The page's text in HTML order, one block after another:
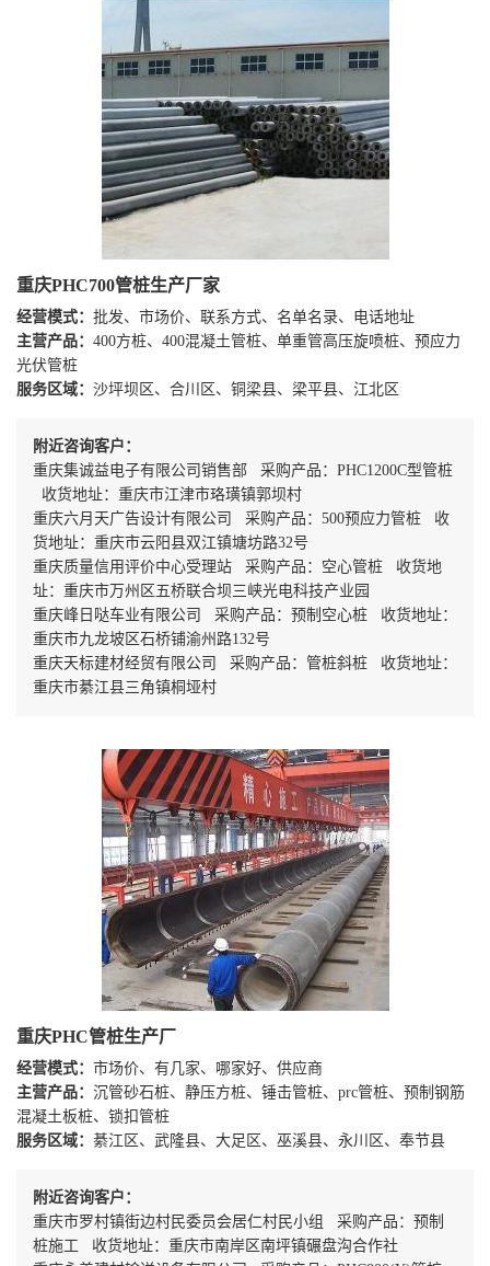
重庆PHC700管桩生产厂家
经营模式： 批发、市场价、联系方式、名单名录、电话地址
主营产品： 400方桩、400混凝土管桩、单重管高压旋喷桩、预应力
光伏管桩
服务区域： 沙坪坝区、合川区、铜梁县、梁平县、江北区
附近咨询客户：
重庆集诚益电子有限公司销售部 采购产品：PHC1200C型管桩
收货地址：重庆市江津市珞璜镇郭坝村
重庆六月天广告设计有限公司 采购产品：500预应力管桩 收
货地址：重庆市云阳县双江镇塘坊路32号
重庆质量信用评价中心受理站 采购产品：空心管桩 收货地
址：重庆市万州区五桥联合坝三峡光电科技产业园
重庆峰日哒车业有限公司 采购产品：预制空心桩 收货地址：
重庆市九龙坡区石桥铺渝州路132号
重庆天标建材经贸有限公司 采购产品：管桩斜桩 收货地址：
重庆市綦江县三角镇桐垭村
重庆PHC管桩生产厂
经营模式： 市场价、有几家、哪家好、供应商
主营产品： 沉管砂石桩、静压方桩、锤击管桩、prc管桩、预制钢筋
混凝土板桩、锁扣管桩
服务区域： 綦江区、武隆县、大足区、巫溪县、永川区、奉节县
附近咨询客户：
重庆市罗村镇街边村民委员会居仁村民小组 采购产品：预制
桩施工 收货地址：重庆市南岸区南坪镇碾盘沟合作社